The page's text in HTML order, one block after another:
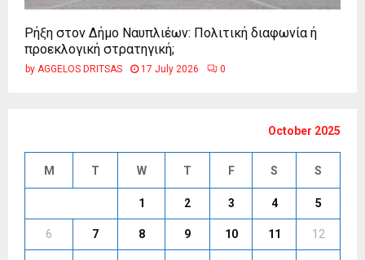
Ρήξη στον Δήμο Ναυπλιέων: Πολιτική διαφωνία ή
προεκλογική στρατηγική;
by AGGELOS DRITSAS 17 July 2026 0
October 2025
M T W T F S S
1 2 3 4 5
6 7 8 9 10 11 12